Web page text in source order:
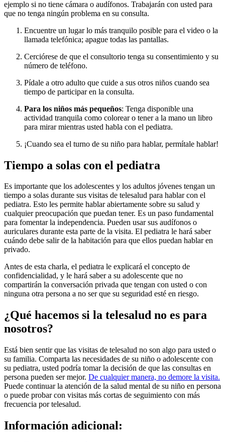
ejemplo si no tiene cámara o audífonos. Trabajarán con usted para
que no tenga ningún problema en su consulta.
Encuentre un lugar lo más tranquilo posible para el video o la
llamada telefónica; apague todas las pantallas.
Cerciórese de que el consultorio tenga su consentimiento y su
número de teléfono.
Pídale a otro adulto que cuide a sus otros niños cuando sea
tiempo de participar en la consulta.
Para los niños más pequeños: Tenga disponible una
actividad tranquila como colorear o tener a la mano un libro
para mirar mientras usted habla con el pediatra.
¡Cuando sea el turno de su niño para hablar, permítale hablar!
Tiempo a solas con el pediatra
Es importante que los adolescentes y los adultos jóvenes tengan un
tiempo a solas durante sus visitas de telesalud para hablar con el
pediatra. Esto les permite hablar abiertamente sobre su salud y
cualquier preocupación que puedan tener. Es un paso fundamental
para fomentar la independencia. Pueden usar sus audífonos o
auriculares durante esta parte de la visita. El pediatra le hará saber
cuándo debe salir de la habitación para que ellos puedan hablar en
privado.
Antes de esta charla, el pediatra le explicará el concepto de
confidencialidad, y le hará saber a su adolescente que no
compartirán la conversación privada que tengan con usted o con
ninguna otra persona a no ser que su seguridad esté en riesgo.
¿Qué hacemos si la telesalud no es para
nosotros?
Está bien sentir que las visitas de telesalud no son algo para usted o
su familia. Comparta las necesidades de su niño o adolescente con
su pediatra, usted podría tomar la decisión de que las consultas en
persona pueden ser mejor. De cualquier manera, no demore la visita.
Puede continuar la atención de la salud mental de su niño en persona
o puede probar con visitas más cortas de seguimiento con más
frecuencia por telesalud.
Información adicional: